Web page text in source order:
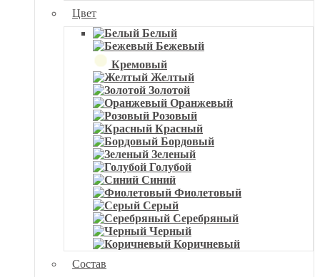
Цвет
Белый
Бежевый
Кремовый
Желтый
Золотой
Оранжевый
Розовый
Красный
Бордовый
Зеленый
Голубой
Синий
Фиолетовый
Серый
Серебряный
Черный
Коричневый
Состав